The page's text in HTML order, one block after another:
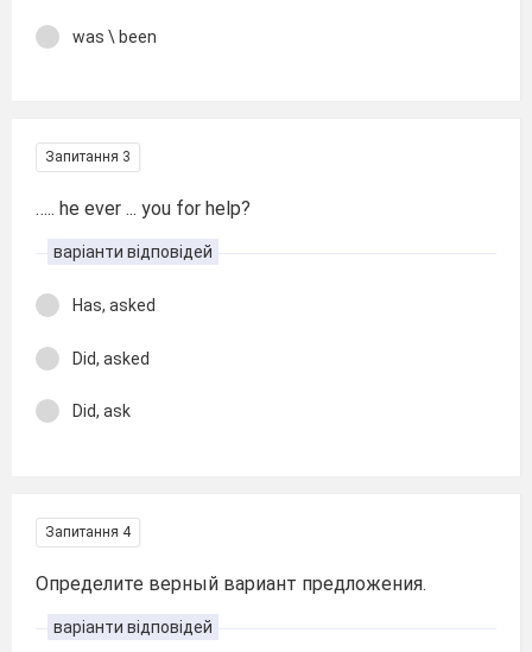
was \ been
Запитання 3
….. he ever ... you for help?
варіанти відповідей
Has, asked
Did, asked
Did, ask
Запитання 4
Определите верный вариант предложения.
варіанти відповідей